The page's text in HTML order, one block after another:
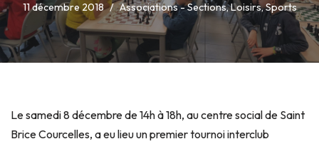
11 décembre 2018 Associations - Sections,Loisirs,Sports
Le samedi 8 décembre de 14h à 18h, au centre social de Saint
Brice Courcelles, a eu lieu un premier tournoi interclub